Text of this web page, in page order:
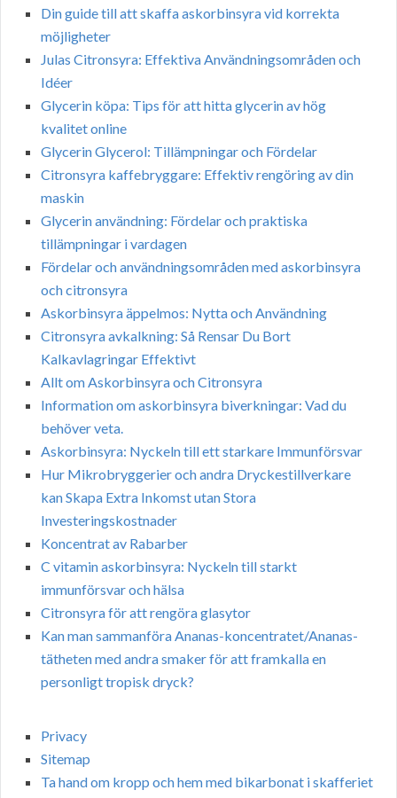
Din guide till att skaffa askorbinsyra vid korrekta
möjligheter
Julas Citronsyra: Effektiva Användningsområden och
Idéer
Glycerin köpa: Tips för att hitta glycerin av hög
kvalitet online
Glycerin Glycerol: Tillämpningar och Fördelar
Citronsyra kaffebryggare: Effektiv rengöring av din
maskin
Glycerin användning: Fördelar och praktiska
tillämpningar i vardagen
Fördelar och användningsområden med askorbinsyra
och citronsyra
Askorbinsyra äppelmos: Nytta och Användning
Citronsyra avkalkning: Så Rensar Du Bort
Kalkavlagringar Effektivt
Allt om Askorbinsyra och Citronsyra
Information om askorbinsyra biverkningar: Vad du
behöver veta.
Askorbinsyra: Nyckeln till ett starkare Immunförsvar
Hur Mikrobryggerier och andra Dryckestillverkare
kan Skapa Extra Inkomst utan Stora
Investeringskostnader
Koncentrat av Rabarber
C vitamin askorbinsyra: Nyckeln till starkt
immunförsvar och hälsa
Citronsyra för att rengöra glasytor
Kan man sammanföra Ananas-koncentratet/Ananas-
tätheten med andra smaker för att framkalla en
personligt tropisk dryck?
Privacy
Sitemap
Ta hand om kropp och hem med bikarbonat i skafferiet